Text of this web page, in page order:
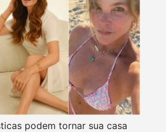
podem tornar sua casa